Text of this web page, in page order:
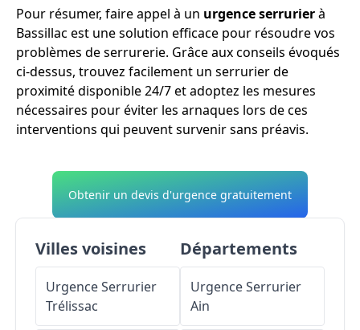
Pour résumer, faire appel à un urgence serrurierà
Bassillac est une solution efficace pour résoudre vos
problèmes de serrurerie. Grâce aux conseils évoqués
ci-dessus, trouvez facilement un serrurier de
proximité disponible 24/7 et adoptez les mesures
nécessaires pour éviter les arnaques lors de ces
interventions qui peuvent survenir sans préavis.
Obtenir un devis d'urgence gratuitement
Villes voisines
Urgence Serrurier
Trélissac
Départements
Urgence Serrurier
Ain